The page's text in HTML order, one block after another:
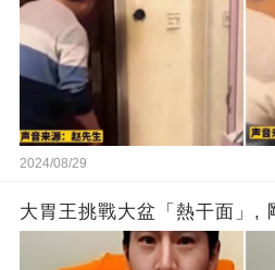
2024/08/29
大胃王挑戰大盆「熱干面」,